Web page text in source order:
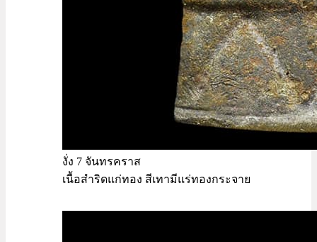
งั่ง 7 จันทรคราส
เนื้อสำริดแก่ทอง สีเทามีแร่ทองกระจาย